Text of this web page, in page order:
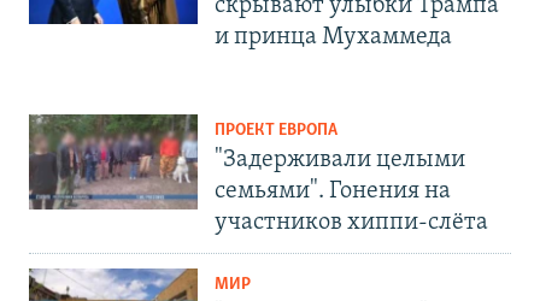
скрывают улыбки Трампа
и принца Мухаммеда
ПРОЕКТ ЕВРОПА
"Задерживали целыми
семьями". Гонения на
участников хиппи-слёта
МИР